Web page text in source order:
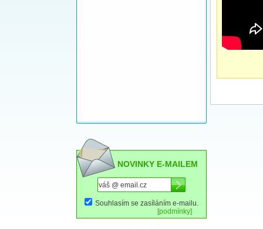
NOVINKY E-MAILEM
Souhlasím se zasíláním e-mailu.
[podmínky]